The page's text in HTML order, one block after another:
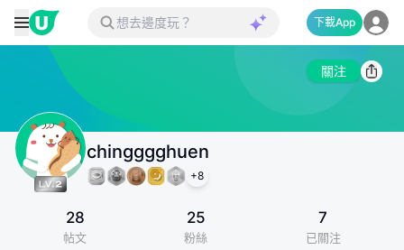
下載App
關注
chingggghuen
+8
28
帖文
25
粉絲
7
已關注